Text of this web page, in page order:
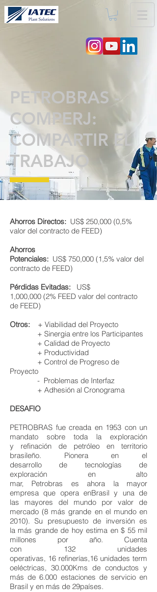
PETROBRAS -
COMPERJ:
COMPARTIR EL
TRABAJO
Ahorros Directos: US$ 250,000 (0,5%
valor del contracto de FEED)
Ahorros
Potenciales: US$ 750,000 (1,5% valor del
contracto de FEED)
Pérdidas Evitadas: US$
1,000,000 (2% FEED valor del contracto
de FEED)
Otros:
+ Viabilidad del Proyecto
+ Sinergia entre los Participantes
+ Calidad de Proyecto
+ Productividad
+ Control de Progreso de
Proyecto
- Problemas de Interfaz
+ Adhesión al Cronograma
​DESAFIO
PETROBRAS fue creada en 1953 con un
mandato sobre toda la exploración
y refinación de petróleo en territorio
brasileño. Pionera en el
desarrollo de tecnologías de
exploración en alto
mar, Petrobras es ahora la mayor
empresa que opera enBrasil y una de
las mayores del mundo por valor de
mercado (8 más grande en el mundo en
2010). Su presupuesto de inversión es
la más grande de hoy estima en $ 55 mil
millones por año. Cuenta
con 132 unidades
operativas, 16 refinerías,16 unidades term
oeléctricas, 30.000Kms de conductos y
más de 6.000 estaciones de servicio en
Brasil y en más de 29países.